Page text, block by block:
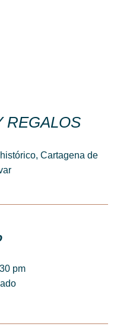
REGALOS
Cartagena de
pm